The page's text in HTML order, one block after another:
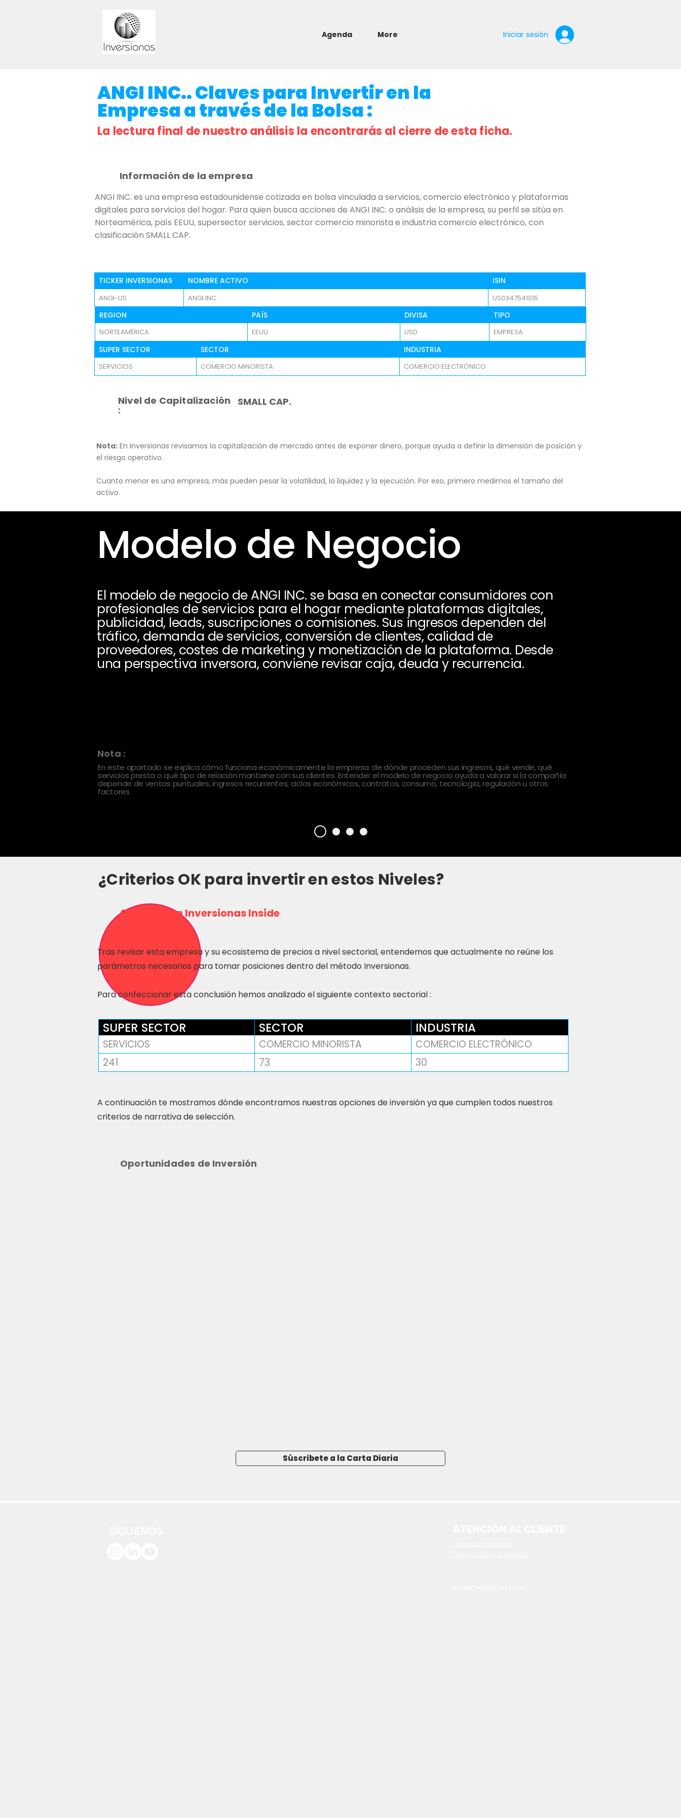
Agenda More Iniciar sesión
ANGI INC.. Claves para Invertir en la
Empresa a través de la Bolsa :
La lectura final de nuestro análisis la encontrarás al cierre de esta ficha.
Información de la empresa
ANGI INC. es una empresa estadounidense cotizada en bolsa vinculada a servicios, comercio electrónico y plataformas
digitales para servicios del hogar. Para quien busca acciones de ANGI INC. o análisis de la empresa, su perfil se sitúa en
Norteamérica, país EEUU, supersector servicios, sector comercio minorista e industria comercio electrónico, con
clasificación SMALL CAP.
TICKER INVERSIONAS NOMBRE ACTIVO ISIN
ANGI-US ANGI INC. US0347541015
REGION PAÍS DIVISA TIPO
NORTEAMÉRICA EEUU USD EMPRESA
SUPER SECTOR SECTOR INDUSTRIA
SERVICIOS COMERCIO MINORISTA COMERCIO ELECTRÓNICO
Nivel de Capitalización
:
SMALL CAP.
Nota: En Inversionas revisamos la capitalización de mercado antes de exponer dinero, porque ayuda a definir la dimensión de posición y
el riesgo operativo.
Cuanto menor es una empresa, más pueden pesar la volatilidad, la liquidez y la ejecución. Por eso, primero medimos el tamaño del
activo.
Modelo de Negocio
El modelo de negocio de ANGI INC. se basa en conectar consumidores con
profesionales de servicios para el hogar mediante plataformas digitales,
publicidad, leads, suscripciones o comisiones. Sus ingresos dependen del
tráfico, demanda de servicios, conversión de clientes, calidad de
proveedores, costes de marketing y monetización de la plataforma. Desde
una perspectiva inversora, conviene revisar caja, deuda y recurrencia.
Nota :
En este apartado se explica cómo funciona económicamente la empresa: de dónde proceden sus ingresos, qué vende, qué
servicios presta o qué tipo de relación mantiene con sus clientes. Entender el modelo de negocio ayuda a valorar si la compañía
depende de ventas puntuales, ingresos recurrentes, ciclos económicos, contratos, consumo, tecnología, regulación u otros
factores.
¿Criterios OK para invertir en estos Niveles?
Consulta en Inversionas Inside
Tras revisar esta empresa y su ecosistema de precios a nivel sectorial, entendemos que actualmente no reúne los
parámetros necesarios para tomar posiciones dentro del método Inversionas.
Para confeccionar esta conclusión hemos analizado el siguiente contexto sectorial :
SUPER SECTOR SECTOR INDUSTRIA
SERVICIOS COMERCIO MINORISTA
COMERCIO ELECTRÓNICO
241
73 30
A continuación te mostramos dónde encontramos nuestras opciones de inversión ya que cumplen todos nuestros
criterios de narrativa de selección.
Oportunidades de Inversión
Súscribete a la Carta Diaria